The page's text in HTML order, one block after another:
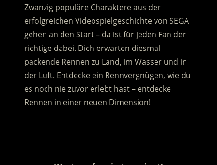
Zwanzig populäre Charaktere aus der
erfolgreichen Videospielgeschichte von SEGA
gehen an den Start – da ist für jeden Fan der
richtige dabei. Dich erwarten diesmal
packende Rennen zu Land, im Wasser und in
der Luft. Entdecke ein Rennvergnügen, wie du
es noch nie zuvor erlebt hast – entdecke
Rennen in einer neuen Dimension!